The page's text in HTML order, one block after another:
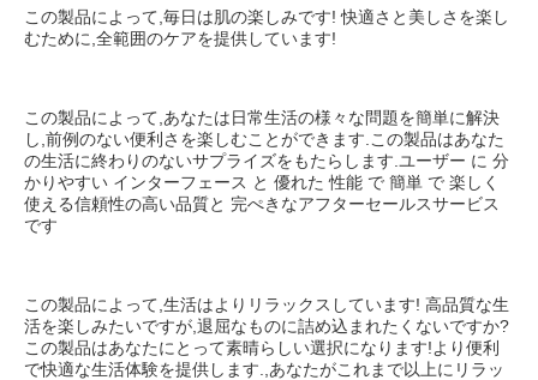
この製品によって,毎日は肌の楽しみです! 快適さと美しさを楽し
むために,全範囲のケアを提供しています!
この製品によって,あなたは日常生活の様々な問題を簡単に解決
し,前例のない便利さを楽しむことができます.この製品はあなた
の生活に終わりのないサプライズをもたらします.ユーザー に 分
かりやすい インターフェース と 優れた 性能 で 簡単 で 楽しく
使える信頼性の高い品質と 完ぺきなアフターセールスサービス
です
この製品によって,生活はよりリラックスしています! 高品質な生
活を楽しみたいですが,退屈なものに詰め込まれたくないですか?
この製品はあなたにとって素晴らしい選択になります!より便利
で快適な生活体験を提供します.,あなたがこれまで以上にリラッ